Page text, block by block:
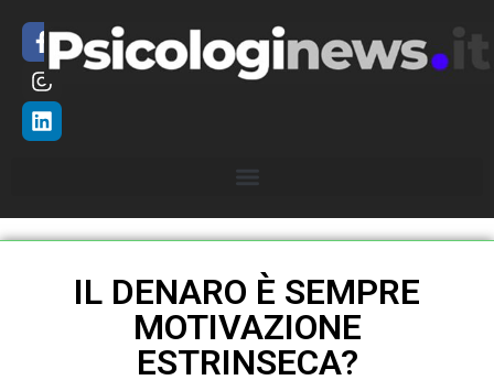
IL DENARO È SEMPRE
MOTIVAZIONE
ESTRINSECA?